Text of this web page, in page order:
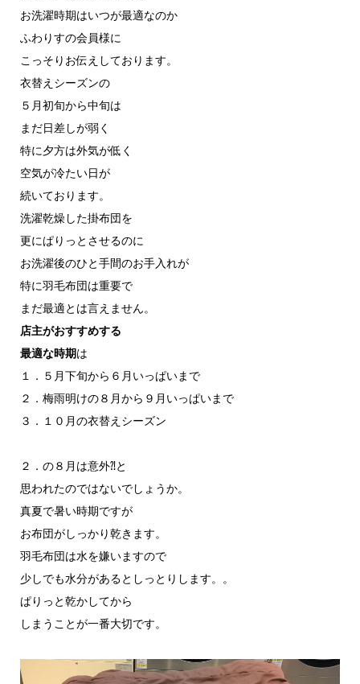
お洗濯時期はいつが最適なのか
ふわりすの会員様に
こっそりお伝えしております。
衣替えシーズンの
５月初旬から中旬は
まだ日差しが弱く
特に夕方は外気が低く
空気が冷たい日が
続いております。
洗濯乾燥した掛布団を
更にぱりっとさせるのに
お洗濯後のひと手間のお手入れが
特に羽毛布団は重要で
まだ最適とは言えません。
店主がおすすめする
最適な時期は
１．５月下旬から６月いっぱいまで
２．梅雨明けの８月から９月いっぱいまで
３．１０月の衣替えシーズン
２．の８月は意外⁈と
思われたのではないでしょうか。
真夏で暑い時期ですが
お布団がしっかり乾きます。
羽毛布団は水を嫌いますので
少しでも水分があるとしっとりします。。
ぱりっと乾かしてから
しまうことが一番大切です。